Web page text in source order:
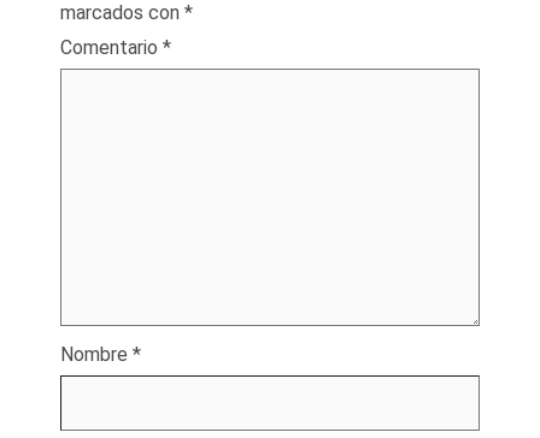
marcados con *
Comentario *
Nombre *